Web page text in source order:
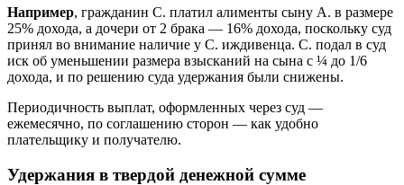
Например, гражданин С. платил алименты сыну А. в размере
25% дохода, а дочери от 2 брака — 16% дохода, поскольку суд
принял во внимание наличие у С. иждивенца. С. подал в суд
иск об уменьшении размера взысканий на сына с ¼ до 1/6
дохода, и по решению суда удержания были снижены.
Периодичность выплат, оформленных через суд —
ежемесячно, по соглашению сторон — как удобно
плательщику и получателю.
Удержания в твердой денежной сумме